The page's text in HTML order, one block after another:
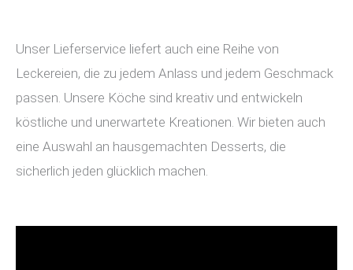
Unser Lieferservice liefert auch eine Reihe von
Leckereien, die zu jedem Anlass und jedem Geschmack
passen. Unsere Köche sind kreativ und entwickeln
köstliche und unerwartete Kreationen. Wir bieten auch
eine Auswahl an hausgemachten Desserts, die
sicherlich jeden glücklich machen.